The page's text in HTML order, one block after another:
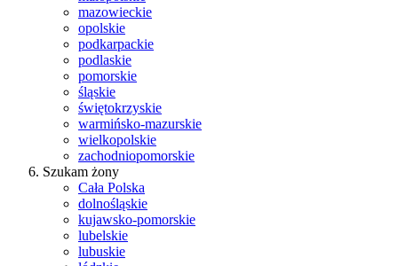
mazowieckie
opolskie
podkarpackie
podlaskie
pomorskie
śląskie
świętokrzyskie
warmińsko-mazurskie
wielkopolskie
zachodniopomorskie
Szukam żony
Cała Polska
dolnośląskie
kujawsko-pomorskie
lubelskie
lubuskie